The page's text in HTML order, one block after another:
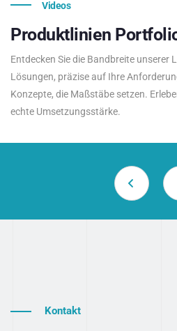
Videos
Produktlinien
Entdecken Sie die Bandbreite unserer
Lösungen, präzise auf Ihre
Konzepte, die Maßstäbe setzen.
echte Umsetzungsstärke.
Kontakt